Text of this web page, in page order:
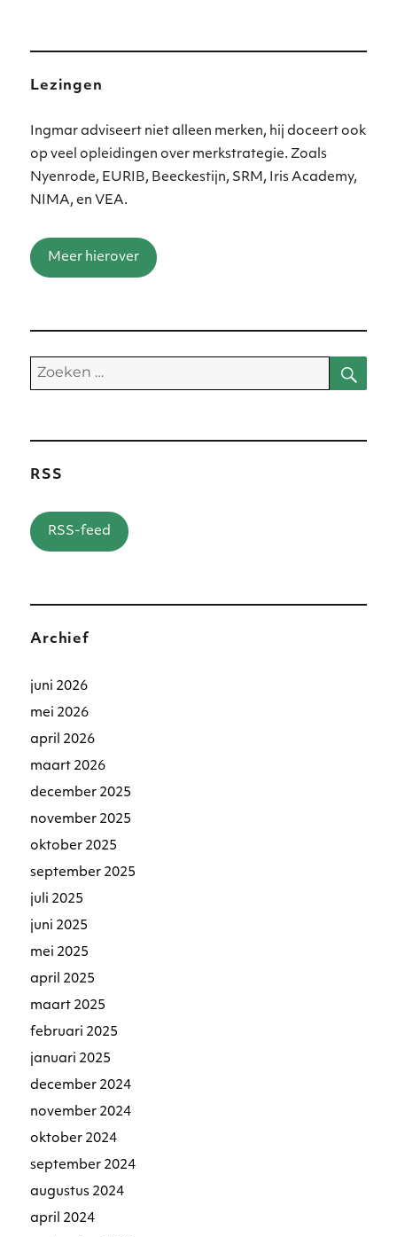
Lezingen
Ingmar adviseert niet alleen merken, hij doceert ook
op veel opleidingen over merkstrategie. Zoals
Nyenrode, EURIB, Beeckestijn, SRM, Iris Academy,
NIMA, en VEA.
Meer hierover
Zoeken
naar:
RSS
RSS-feed
Archief
juni 2026
mei 2026
april 2026
maart 2026
december 2025
november 2025
oktober 2025
september 2025
juli 2025
juni 2025
mei 2025
april 2025
maart 2025
februari 2025
januari 2025
december 2024
november 2024
oktober 2024
september 2024
augustus 2024
april 2024